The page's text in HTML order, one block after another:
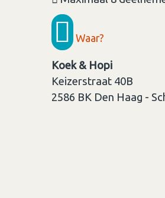
Waar?
Koek & Hopi
Keizerstraat 40B
2586 BK Den Haag -